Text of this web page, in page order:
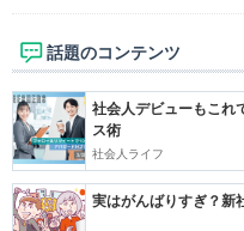
話題のコンテンツ
社会人デビューもこ
ス術
社会人ライフ
実はがんばりすぎ？新